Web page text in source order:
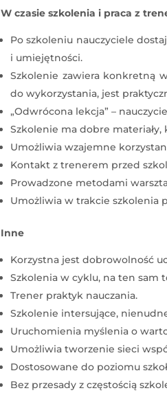
W czasie szkolenia i praca z
Po szkoleniu nauczyciele
i umiejętności.
Szkolenie zawiera konkretną
do wykorzystania, jest
„Odwrócona lekcja” –
Szkolenie ma dobre
Umożliwia wzajemne
Kontakt z trenerem przed
Prowadzone metodami
Umożliwia w trakcie szkolenia
Inne
Korzystna jest dobrowolność
Szkolenia w cyklu, na ten sam
Trener praktyk nauczania.
Szkolenie intersujące,
Uruchomienia myślenia o
Umożliwia tworzenie sieci
Dostosowane do poziomu
Bez przesady z częstością